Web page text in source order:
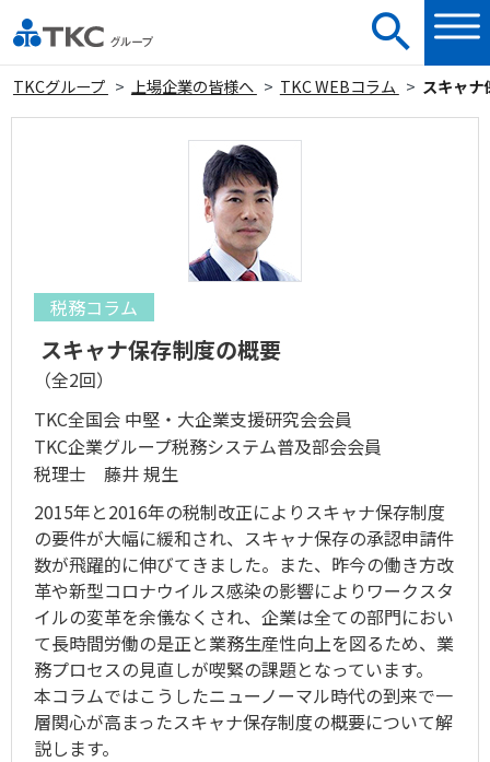
TKCグループ 上場企業の皆様へ TKC WEBコラム スキャナ
税務コラム
スキャナ保存制度の概要
（全2回）
TKC全国会 中堅・大企業支援研究会会員
TKC企業グループ税務システム普及部会会員
税理士 藤井 規生
2015年と2016年の税制改正によりスキャナ保存制度
の要件が大幅に緩和され、スキャナ保存の承認申請件
数が飛躍的に伸びてきました。また、昨今の働き方改
革や新型コロナウイルス感染の影響によりワークスタ
イルの変革を余儀なくされ、企業は全ての部門におい
て長時間労働の是正と業務生産性向上を図るため、業
務プロセスの見直しが喫緊の課題となっています。
本コラムではこうしたニューノーマル時代の到来で一
層関心が高まったスキャナ保存制度の概要について解
説します。